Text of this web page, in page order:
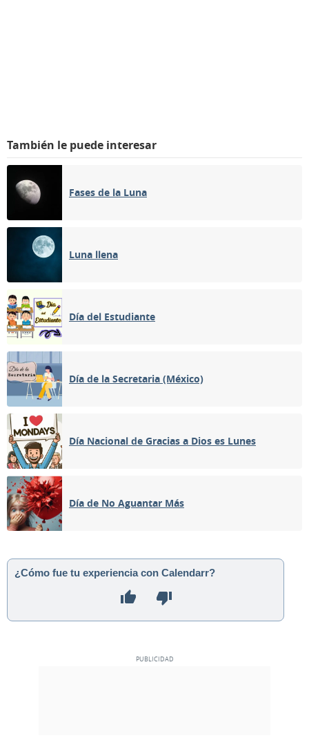
También le puede interesar
Fases de la Luna
Luna llena
Día del Estudiante
Día de la Secretaria (México)
Día Nacional de Gracias a Dios es Lunes
Día de No Aguantar Más
¿Cómo fue tu experiencia con Calendarr?